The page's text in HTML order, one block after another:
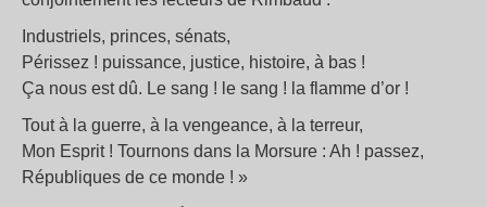
Industriels, princes, sénats,
Périssez ! puissance, justice, histoire, à bas !
Ça nous est dû. Le sang ! le sang ! la flamme d’or !
Tout à la guerre, à la vengeance, à la terreur,
Mon Esprit ! Tournons dans la Morsure : Ah ! passez,
Républiques de ce monde ! »